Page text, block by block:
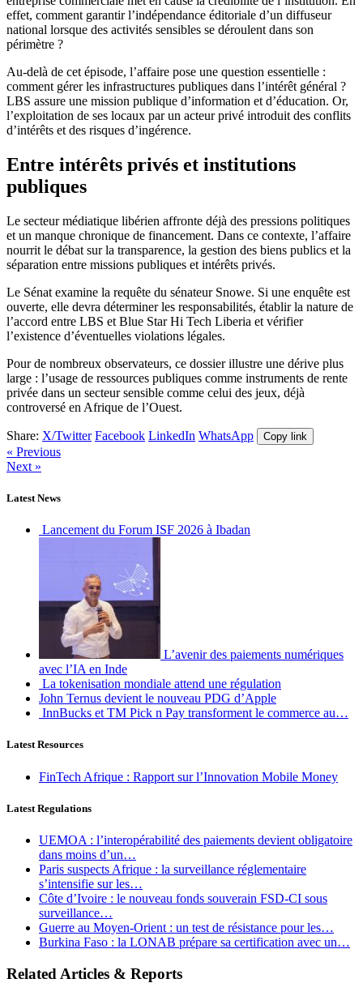
effet, comment garantir l’indépendance éditoriale d’un diffuseur
national lorsque des activités sensibles se déroulent dans son
périmètre ?
Au-delà de cet épisode, l’affaire pose une question essentielle :
comment gérer les infrastructures publiques dans l’intérêt général ?
LBS assure une mission publique d’information et d’éducation. Or,
l’exploitation de ses locaux par un acteur privé introduit des conflits
d’intérêts et des risques d’ingérence.
Entre intérêts privés et institutions
publiques
Le secteur médiatique libérien affronte déjà des pressions politiques
et un manque chronique de financement. Dans ce contexte, l’affaire
nourrit le débat sur la transparence, la gestion des biens publics et la
séparation entre missions publiques et intérêts privés.
Le Sénat examine la requête du sénateur Snowe. Si une enquête est
ouverte, elle devra déterminer les responsabilités, établir la nature de
l’accord entre LBS et Blue Star Hi Tech Liberia et vérifier
l’existence d’éventuelles violations légales.
Pour de nombreux observateurs, ce dossier illustre une dérive plus
large : l’usage de ressources publiques comme instruments de rente
privée dans un secteur sensible comme celui des jeux, déjà
controversé en Afrique de l’Ouest.
Share: X/Twitter Facebook LinkedIn WhatsApp Copy link
« Previous
Next »
Latest News
Lancement du Forum ISF 2026 à Ibadan
L’avenir des paiements numériques
avec l’IA en Inde
La tokenisation mondiale attend une régulation
John Ternus devient le nouveau PDG d’Apple
InnBucks et TM Pick n Pay transforment le commerce au…
Latest Resources
FinTech Afrique : Rapport sur l’Innovation Mobile Money
Latest Regulations
UEMOA : l’interopérabilité des paiements devient obligatoire
dans moins d’un…
Paris suspects Afrique : la surveillance réglementaire
s’intensifie sur les…
Côte d’Ivoire : le nouveau fonds souverain FSD-CI sous
surveillance…
Guerre au Moyen-Orient : un test de résistance pour les…
Burkina Faso : la LONAB prépare sa certification avec un…
Related Articles & Reports